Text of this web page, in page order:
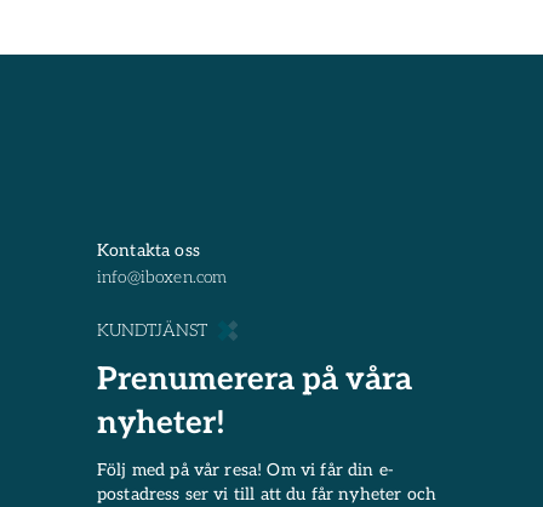
Kontakta oss
info@iboxen.com
KUNDTJÄNST
Prenumerera på våra
nyheter!
Följ med på vår resa! Om vi får din e-
postadress ser vi till att du får nyheter och